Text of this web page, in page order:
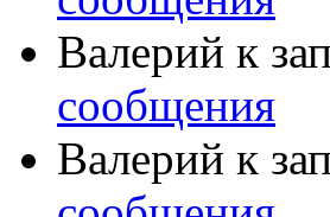
Валерий к
сообщения
Валерий к